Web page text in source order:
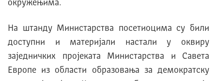
окружењима.
На штанду Министарства посетиоцима су били
доступни и материјали настали у оквиру
заједничких пројеката Министарства и Савета
Европе из области образовања за демократску